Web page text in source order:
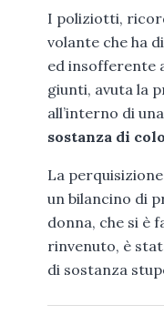
I poliziotti,
volante che ha
ed insofferente
giunti, avuta la
all’interno di
sostanza di
La
un bilancino di
donna, che si è
rinvenuto, è
di sostanza